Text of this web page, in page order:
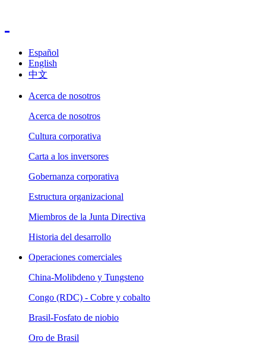
Español
English
中文
Acerca de nosotros
Acerca de nosotros
Cultura corporativa
Carta a los inversores
Gobernanza corporativa
Estructura organizacional
Miembros de la Junta Directiva
Historia del desarrollo
Operaciones comerciales
China-Molibdeno y Tungsteno
Congo (RDC) - Cobre y cobalto
Brasil-Fosfato de niobio
Oro de Brasil